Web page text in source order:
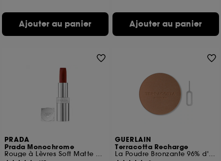
Ajouter au panier Ajouter au panier
PRADA
Prada Monochrome
Rouge à Lèvres Soft Matte Confort et Longue Tenue
GUERLAIN
Terracotta Recharge
La Poudre Bronzante 96% d'ingrédients d'origine naturelle